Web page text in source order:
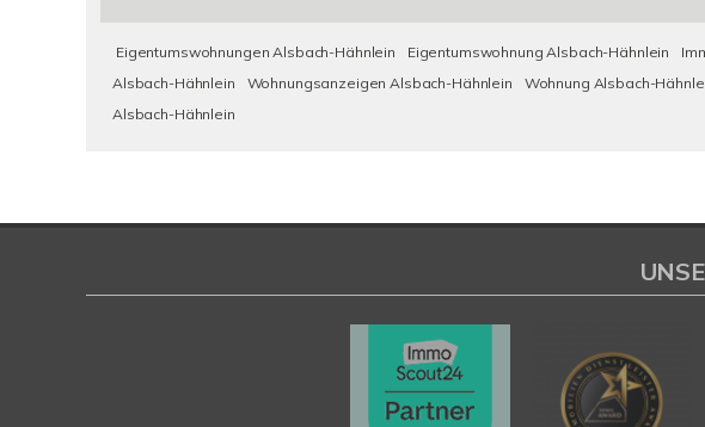
Eigentumswohnungen Alsbach-Hähnlein Eigentumswohnung Alsbach-Hähnlein
Alsbach-Hähnlein
Wohnungsanzeigen Alsbach-Hähnlein Wohnung Alsbach-
Alsbach-Hähnlein